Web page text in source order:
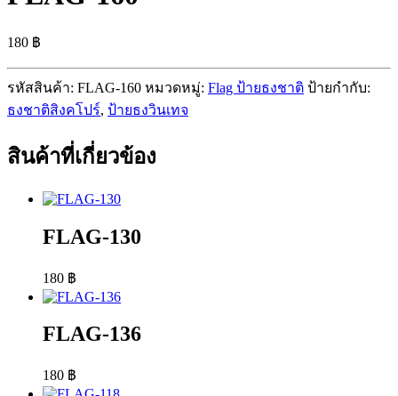
180 ฿
รหัสสินค้า: FLAG-160 หมวดหมู่: Flag ป้ายธงชาติ ป้ายกำกับ:
ธงชาติสิงคโปร์, ป้ายธงวินเทจ
สินค้าที่เกี่ยวข้อง
FLAG-130
180 ฿
FLAG-136
180 ฿